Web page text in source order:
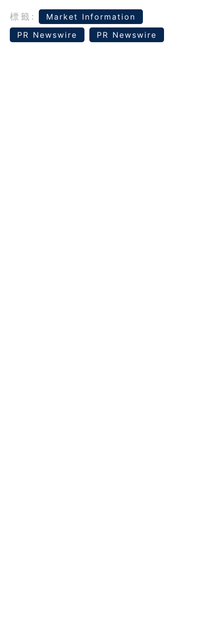
標籤:
Market Information
PR Newswire
PR Newswire